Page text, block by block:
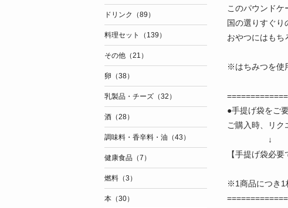
このパウンド
国の選りすぐり
おやつにはもち
※はちみつを使
●手提げ袋をご
ご購入時、リク
↓
【手提げ袋必要
※1商品につき1
ドリンク（89）
料理セット（139）
その他（21）
卵（38）
乳製品・チーズ（32）
酒（28）
調味料・香辛料・油（43）
健康食品（7）
燃料（3）
本（30）